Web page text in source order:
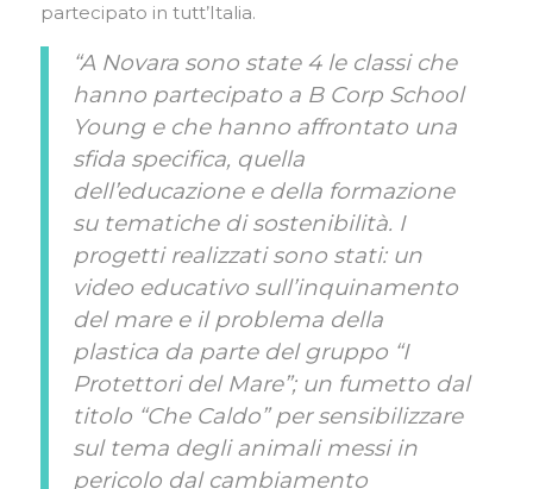
partecipato in tutt’Italia.
“A Novara sono state 4 le classi che
hanno partecipato a B Corp School
Young e che hanno affrontato una
sfida specifica, quella
dell’educazione e della formazione
su tematiche di sostenibilità. I
progetti realizzati sono stati: un
video educativo sull’inquinamento
del mare e il problema della
plastica da parte del gruppo “I
Protettori del Mare”; un fumetto dal
titolo “Che Caldo” per sensibilizzare
sul tema degli animali messi in
pericolo dal cambiamento